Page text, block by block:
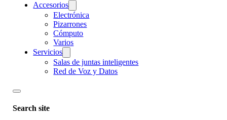
Accesorios
Electrónica
Pizarrones
Cómputo
Varios
Servicios
Salas de juntas inteligentes
Red de Voz y Datos
Search site